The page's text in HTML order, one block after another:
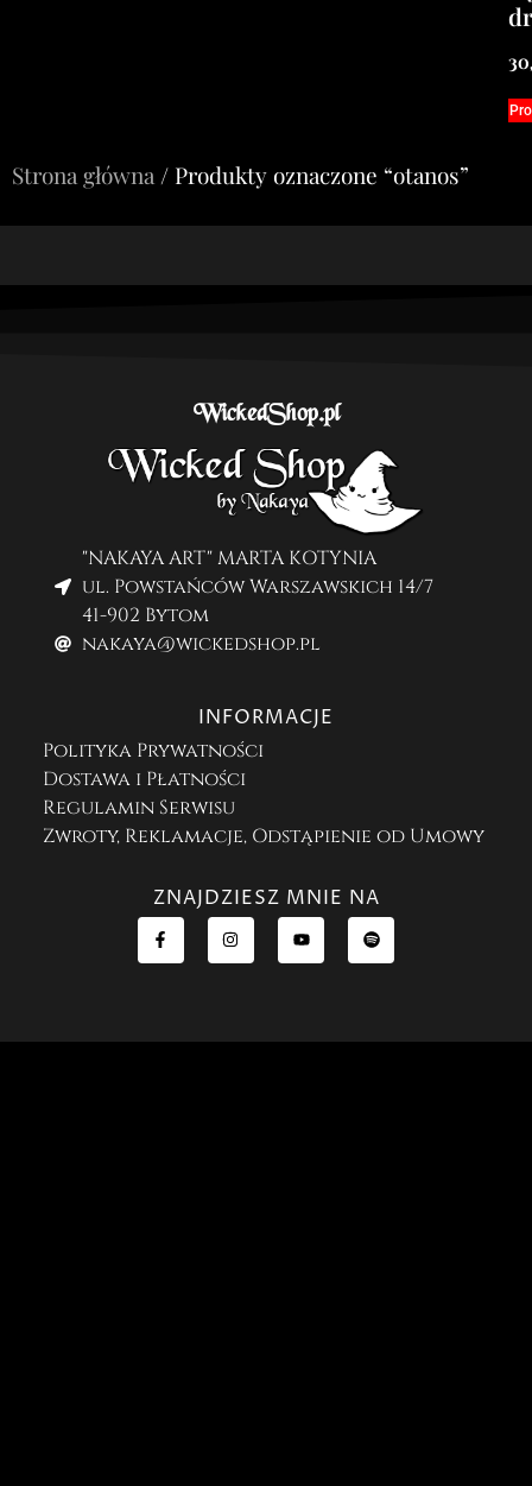
Strona główna / Produkty oznaczone “otanos”
WickedShop.pl
"NAKAYA ART" MARTA KOTYNIA
ul. Powstańców Warszawskich 14/7
41-902 Bytom
nakaya@wickedshop.pl
INFORMACJE
Polityka Prywatności
Dostawa i Płatności
Regulamin Serwisu
Zwroty, Reklamacje, Odstąpienie od Umowy
ZNAJDZIESZ MNIE NA